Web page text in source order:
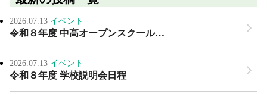
2026.07.13 イベント
令和８年度 中高オープンスクール…
2026.07.13 イベント
令和８年度 学校説明会日程